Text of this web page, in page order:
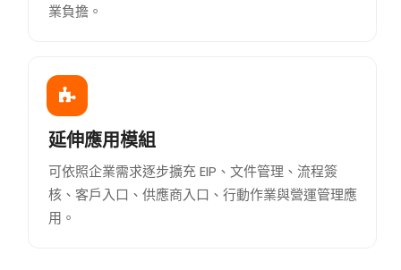
業負擔。
延伸應用模組
可依照企業需求逐步擴充 EIP、文件管理、流程簽
核、客戶入口、供應商入口、行動作業與營運管理應
用。